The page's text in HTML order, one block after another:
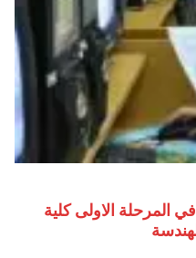
مؤشرات تنسيق الكليات 2026 في المرحلة الاولى كلية